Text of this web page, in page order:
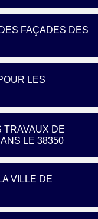
FAÇADES DES
LES
TRAVAUX DE
LE 38350
VILLE DE